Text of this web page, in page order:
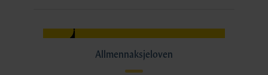
Allmennaksjeloven